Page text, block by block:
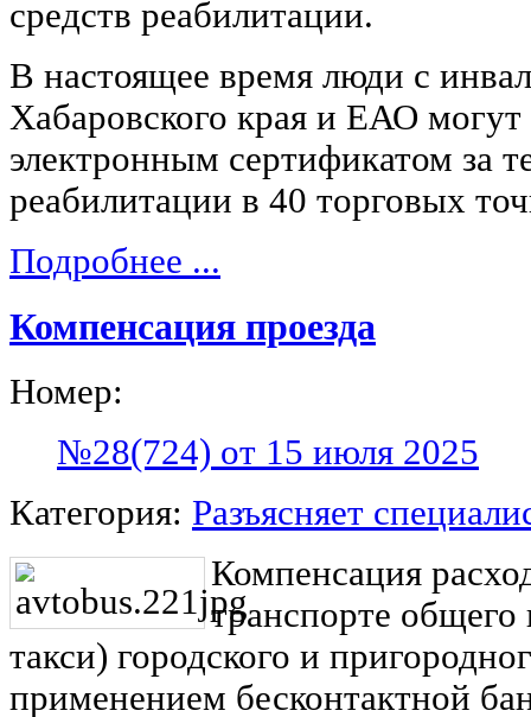
средств реабилитации.
В настоящее время люди с
Хабаровского края и ЕАО могут
электронным сертификатом за
реабилитации в 40 торговых
Подробнее ...
Компенсация проезда
Номер:
№28(724) от 15 июля 2025
Категория: Разъясняет
Компенсация
транспорте общего
такси) городского и
применением бесконтактной